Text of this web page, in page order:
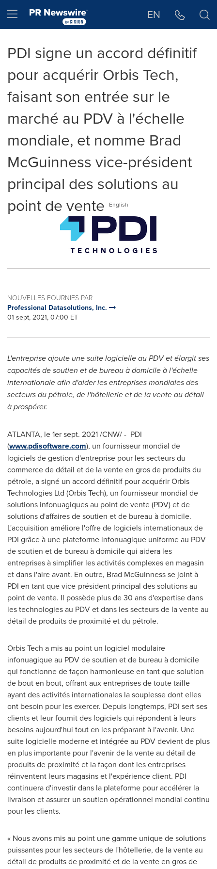
Hamburger menu EN
PDI signe un accord définitif
pour acquérir Orbis Tech,
faisant son entrée sur le
marché au PDV à l'échelle
mondiale, et nomme Brad
McGuinness vice-président
principal des solutions au
point de vente
English
NOUVELLES FOURNIES PAR
Professional Datasolutions, Inc.
01 sept, 2021, 07:00 ET
L'entreprise ajoute une suite logicielle au PDV et élargit ses
capacités de soutien et de bureau à domicile à l'échelle
internationale afin d'aider les entreprises mondiales des
secteurs du pétrole, de l'hôtellerie et de la vente au détail
à prospérer.
ATLANTA, le 1ersept. 2021/CNW/ - PDI
(www.pdisoftware.com), un fournisseur mondial de
logiciels de gestion d'entreprise pour les secteurs du
commerce de détail et de la vente en gros de produits du
pétrole, a signé un accord définitif pour acquérir Orbis
Technologies Ltd (Orbis Tech), un fournisseur mondial de
solutions infonuagiques au point de vente (PDV) et de
solutions d'affaires de soutien et de bureau à domicile.
L'acquisition améliore l'offre de logiciels internationaux de
PDI grâce à une plateforme infonuagique uniforme au PDV
de soutien et de bureau à domicile qui aidera les
entreprises à simplifier les activités complexes en magasin
et dans l'aire avant. En outre, Brad McGuinness se joint à
PDI en tant que vice-président principal des solutions au
point de vente. Il possède plus de 30 ans d'expertise dans
les technologies au PDV et dans les secteurs de la vente au
détail de produits de proximité et du pétrole.
Orbis Tech a mis au point un logiciel modulaire
infonuagique au PDV de soutien et de bureau à domicile
qui fonctionne de façon harmonieuse en tant que solution
de bout en bout, offrant aux entreprises de toute taille
ayant des activités internationales la souplesse dont elles
ont besoin pour les exercer. Depuis longtemps, PDI sert ses
clients et leur fournit des logiciels qui répondent à leurs
besoins aujourd'hui tout en les préparant à l'avenir. Une
suite logicielle moderne et intégrée au PDV devient de plus
en plus importante pour l'avenir de la vente au détail de
produits de proximité et la façon dont les entreprises
réinventent leurs magasins et l'expérience client. PDI
continuera d'investir dans la plateforme pour accélérer la
livraison et assurer un soutien opérationnel mondial continu
pour les clients.
« Nous avons mis au point une gamme unique de solutions
puissantes pour les secteurs de l'hôtellerie, de la vente au
détail de produits de proximité et de la vente en gros de